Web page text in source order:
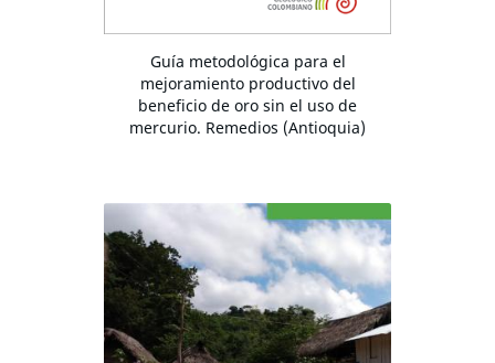
Guía metodológica para el
mejoramiento productivo del
beneficio de oro sin el uso de
mercurio. Remedios (Antioquia)